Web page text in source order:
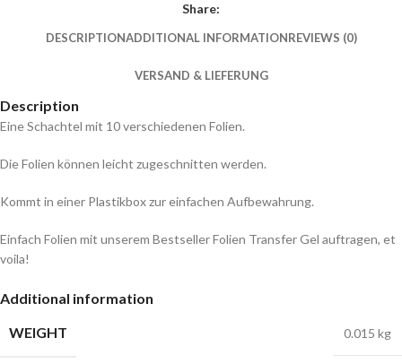
Share:
DESCRIPTIONADDITIONAL INFORMATIONREVIEWS (0)
VERSAND & LIEFERUNG
Description
Eine Schachtel mit 10 verschiedenen Folien.
Die Folien können leicht zugeschnitten werden.
Kommt in einer Plastikbox zur einfachen Aufbewahrung.
Einfach Folien mit unserem Bestseller Folien Transfer Gel auftragen, et
voila!
Additional information
WEIGHT
0.015 kg